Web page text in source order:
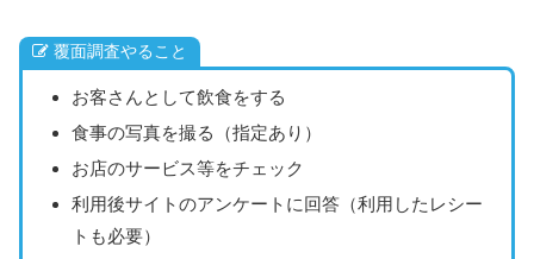
覆面調査やること
お客さんとして飲食をする
食事の写真を撮る（指定あり）
お店のサービス等をチェック
利用後サイトのアンケートに回答（利用したレシー
トも必要）